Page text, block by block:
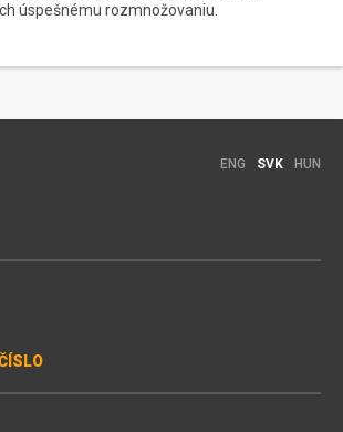
úspešnému rozmnožovaniu.
ENG SVK HUN